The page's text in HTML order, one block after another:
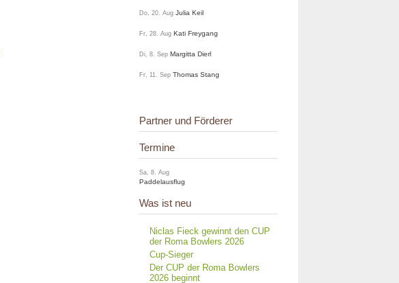
Do, 20. Aug Julia Keil
Fr, 28. Aug Kati Freygang
Di, 8. Sep Margitta Dierl
Fr, 11. Sep Thomas Stang
Partner und Förderer
Termine
Sa, 8. Aug
Paddelausflug
Was ist neu
Niclas Fieck gewinnt den CUP
der Roma Bowlers 2026
Cup-Sieger
Der CUP der Roma Bowlers
2026 beginnt